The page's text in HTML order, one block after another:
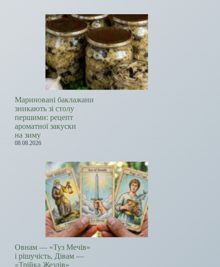
Мариновані баклажани
зникають зі столу
першими: рецепт
ароматної закуски
на зиму
08.08.2026
Овнам — «Туз Мечів»
і рішучість, Дівам —
«Трійка Жезлів»